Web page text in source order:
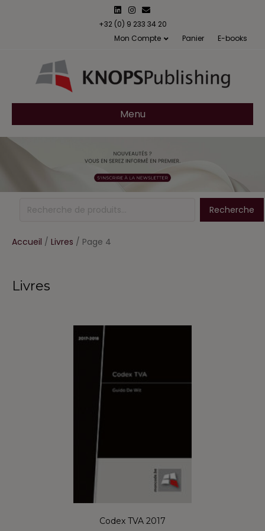
LinkedinInstagram
Email
+32 (0) 9 233 34 20
Mon Compte
Panier E-books
Menu
Recherche
pour :
Recherche
Accueil / Livres / Page 4
Livres
Codex TVA 2017